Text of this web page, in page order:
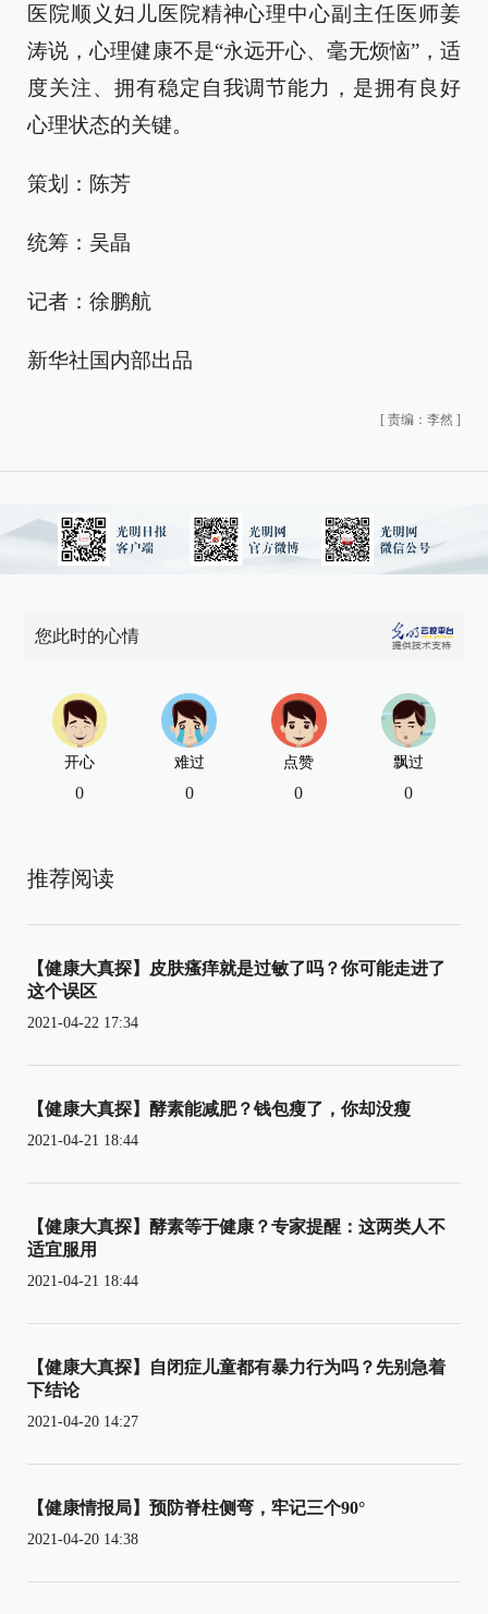
医院顺义妇儿医院精神心理中心副主任医师姜
涛说，心理健康不是“永远开心、毫无烦恼”，适
度关注、拥有稳定自我调节能力，是拥有良好
心理状态的关键。
策划：陈芳
统筹：吴晶
记者：徐鹏航
新华社国内部出品
[ 责编：李然 ]
您此时的心情
开心
0
难过
0
点赞
0
飘过
0
推荐阅读
【健康大真探】皮肤瘙痒就是过敏了吗？你可能走进了
这个误区
2021-04-22 17:34
【健康大真探】酵素能减肥？钱包瘦了，你却没瘦
2021-04-21 18:44
【健康大真探】酵素等于健康？专家提醒：这两类人不
适宜服用
2021-04-21 18:44
【健康大真探】自闭症儿童都有暴力行为吗？先别急着
下结论
2021-04-20 14:27
【健康情报局】预防脊柱侧弯，牢记三个90°
2021-04-20 14:38